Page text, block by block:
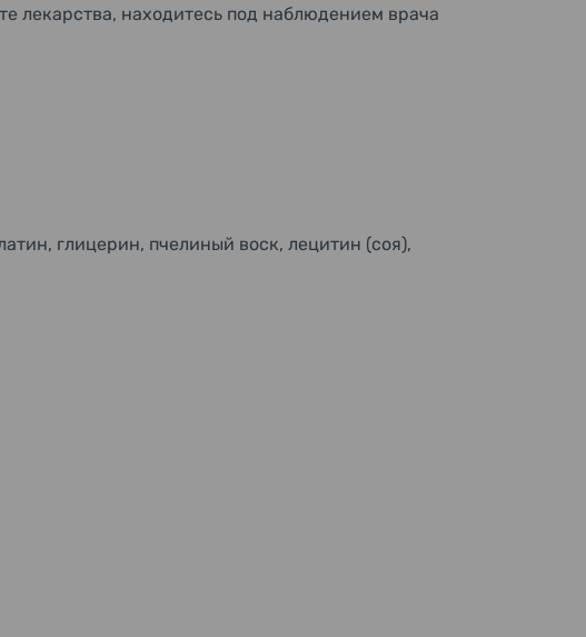
лекарства, находитесь под наблюдением врача
глицерин, пчелиный воск, лецитин (соя),